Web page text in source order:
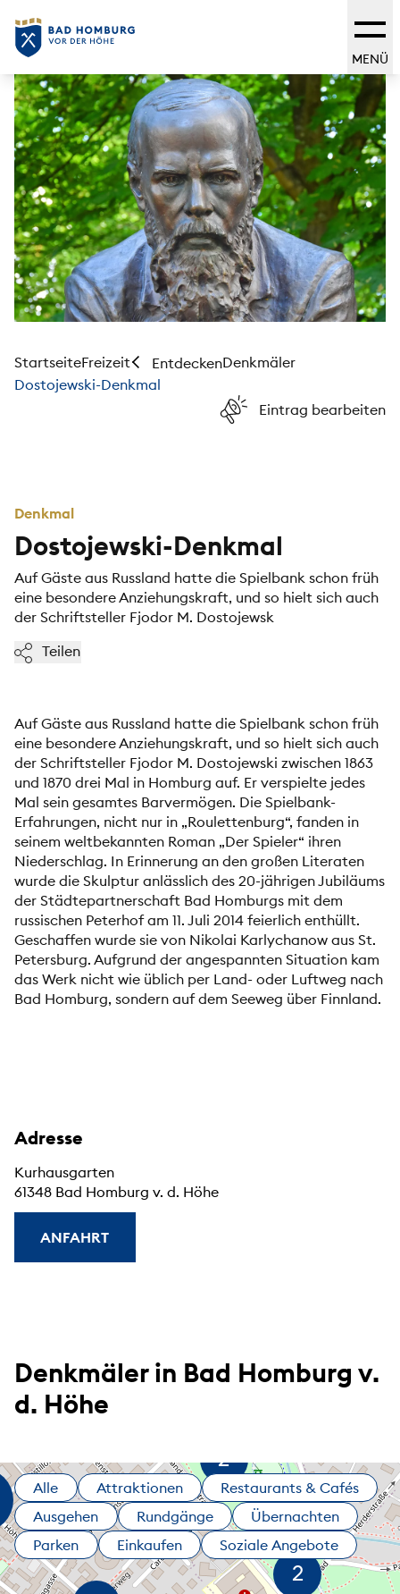
MENÜ
StartseiteFreizeit EntdeckenDenkmäler
Dostojewski-Denkmal
Eintrag bearbeiten
Denkmal
Dostojewski-Denkmal
Auf Gäste aus Russland hatte die Spielbank schon früh
eine besondere Anziehungskraft, und so hielt sich auch
der Schriftsteller Fjodor M. Dostojewsk
Teilen
Auf Gäste aus Russland hatte die Spielbank schon früh
eine besondere Anziehungskraft, und so hielt sich auch
der Schriftsteller Fjodor M. Dostojewski zwischen 1863
und 1870 drei Mal in Homburg auf. Er verspielte jedes
Mal sein gesamtes Barvermögen. Die Spielbank-
Erfahrungen, nicht nur in „Roulettenburg“, fanden in
seinem weltbekannten Roman „Der Spieler“ ihren
Niederschlag. In Erinnerung an den großen Literaten
wurde die Skulptur anlässlich des 20-jährigen Jubiläums
der Städtepartnerschaft Bad Homburgs mit dem
russischen Peterhof am 11. Juli 2014 feierlich enthüllt.
Geschaffen wurde sie von Nikolai Karlychanow aus St.
Petersburg. Aufgrund der angespannten Situation kam
das Werk nicht wie üblich per Land- oder Luftweg nach
Bad Homburg, sondern auf dem Seeweg über Finnland.
Adresse
Kurhausgarten
61348 Bad Homburg v. d. Höhe
ANFAHRT
Denkmäler in Bad Homburg v.
d. Höhe
Alle Attraktionen
Restaurants & Cafés
Ausgehen
Rundgänge
Übernachten
Parken
Einkaufen Soziale Angebote